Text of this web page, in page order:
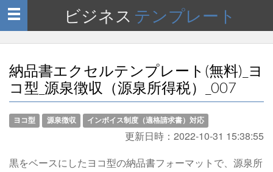
Toggle
navigation
ビジネス テンプレート
納品書エクセルテンプレート(無料)_ヨ
コ型_源泉徴収（源泉所得税）_007
ヨコ型 源泉徴収 インボイス制度（適格請求書）対応
更新日時： 2022-10-31 15:38:55
黒をベースにしたヨコ型の納品書フォーマットで、源泉所